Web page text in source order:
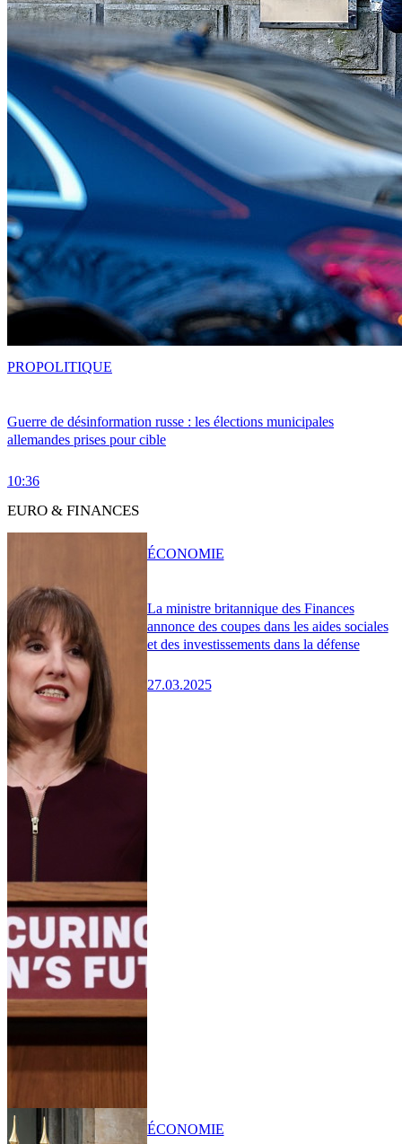
Guerre de désinformation russe : les élections municipales
allemandes prises pour cible
10:36
PROPOLITIQUE
EURO & FINANCES
La ministre britannique des Finances
annonce des coupes dans les aides sociales
et des investissements dans la défense
27.03.2025
ÉCONOMIE
ÉCONOMIE